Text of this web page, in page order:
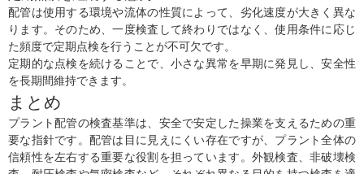
配管は使用する環境や流体の性質によって、劣化速度が大きく異な
ります。そのため、一度検査して終わりではなく、使用条件に応じ
た頻度で定期点検を行うことが不可欠です。
定期的な点検を続けることで、小さな異常を早期に発見し、安全性
を長期間維持できます。
まとめ
プラント配管の検査基準は、安全で安定した操業を支えるための重
要な指針です。配管は目に見えにくい存在ですが、プラント全体の
信頼性を左右する重要な役割を担っています。外観検査、非破壊検